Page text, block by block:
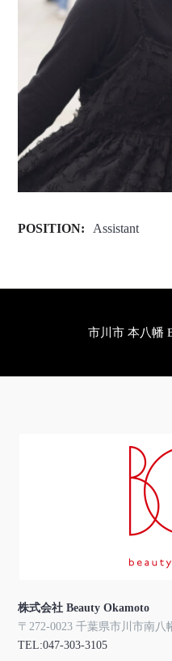
POSITION: Assistant
市川市 本八幡
株式会社 Beauty Okamoto
〒272-0023 千葉県市川市南八
TEL:047-303-3105